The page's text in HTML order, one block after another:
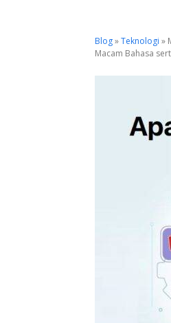
Blog»Teknologi »
Macam Bahasa